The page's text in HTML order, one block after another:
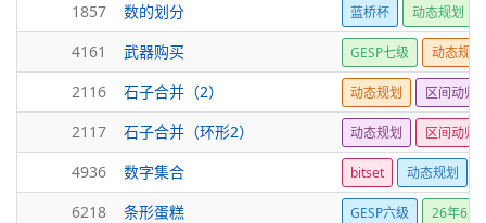
1857 数的划分 蓝桥杯 动态规划
4161 武器购买 GESP七级 动态规划
2116 石子合并（2） 动态规划 区间动归
2117 石子合并（环形2） 动态规划 区间动归
4936 数字集合 bitset 动态规划
6218 条形蛋糕 GESP六级 26年6月